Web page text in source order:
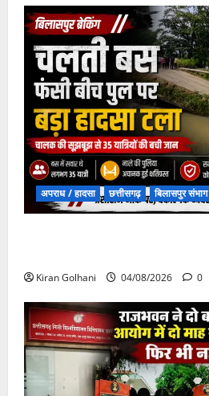
अपराध / हादसा छत्तीसगढ़ बिलासपुर संभाग
Kiran Golhani 04/08/2026 0